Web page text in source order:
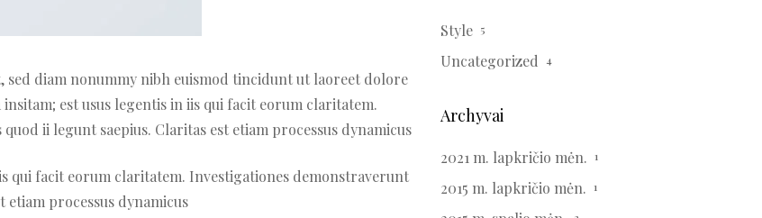
diam nonummy nibh euismod tincidunt ut laoreet dolore
est usus legentis in iis qui facit eorum claritatem.
ii legunt saepius. Claritas est etiam processus dynamicus
qui facit eorum claritatem. Investigationes demonstraverunt
etiam processus dynamicus
Style 5
Uncategorized 4
Archyvai
2021 m. lapkričio mėn. 1
2015 m. lapkričio mėn. 1